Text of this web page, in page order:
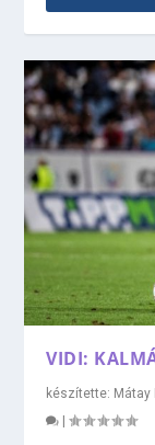
VIDI:
készítette: Mátay
|